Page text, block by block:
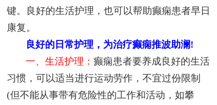
键。良好的生活护理，也可以帮助癫痫患者早日
康复。
良好的日常护理，为治疗癫痫推波助澜!
一、生活护理：癫痫患者要养成良好的生活
习惯，可以适当进行运动劳作，不宜过份限制
(但不能从事带有危险性的工作和活动，如攀